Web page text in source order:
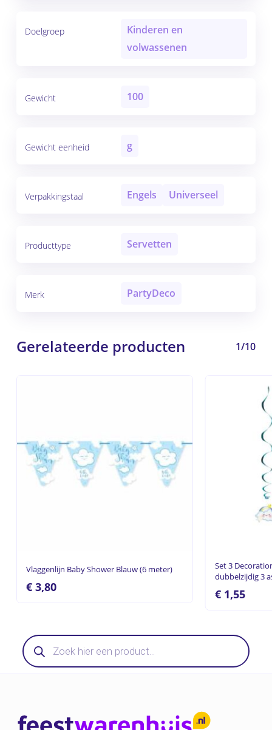
Doelgroep
Kinderen en
volwassenen
Gewicht 100
Gewicht eenheid g
Verpakkingstaal Engels Universeel
Producttype Servetten
Merk PartyDeco
Gerelateerde producten 1/10
Vlaggenlijn Baby Shower Blauw (6 meter)
€3,80
Set 3
dubbelzijdig 3
€1,55
Producten
zoeken